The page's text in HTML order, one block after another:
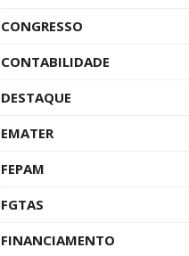
CONGRESSO
CONTABILIDADE
DESTAQUE
EMATER
FEPAM
FGTAS
FINANCIAMENTO